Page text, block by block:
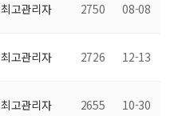
최고관리자 2750 08-08
최고관리자 2726 12-13
최고관리자 2655 10-30